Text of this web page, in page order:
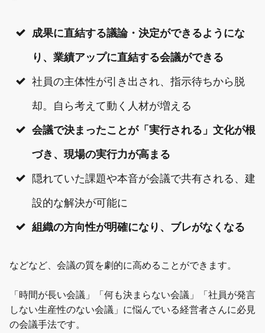
成果に直結する議論・決定ができるようにな
り、業績アップに直結する会議ができる
社員の主体性が引き出され、指示待ちから脱
却。自ら考えて動く人材が増える
会議で決まったことが「実行される」文化が根
づき、現場の実行力が高まる
隠れていた課題や本音が会議で共有される、建
設的な解決が可能に
組織の方向性が明確になり、ブレがなくなる
などなど、会議の質を劇的に高めることができます。
「時間が長い会議」「何も決まらない会議」「社員が発言
しない生産性のない会議」に悩んでいる経営者さんに必見
の会議手法です。